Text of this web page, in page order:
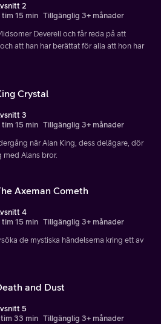
2
tim 15 min Tillgänglig 3+ månader
Deverell och får reda på att
att han har berättat för alla att hon har
Crystal
3
tim 15 min Tillgänglig 3+ månader
när Alan King, dess delägare, dör
med Alans bror.
Axeman Cometh
4
tim 15 min Tillgänglig 3+ månader
de mystiska händelserna kring ett av
and Dust
5
tim 33 min Tillgänglig 3+ månader